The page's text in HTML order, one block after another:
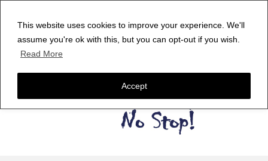
This website uses cookies to improve your experience. We'll
assume you're ok with this, but you can opt-out if you wish.
Read More
Accept